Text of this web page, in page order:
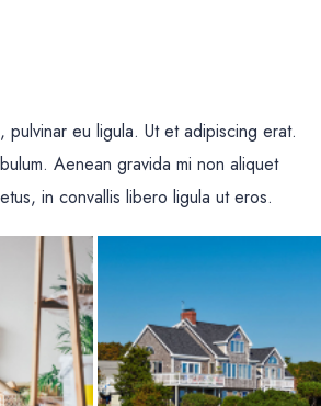
pulvinar eu ligula. Ut et adipiscing erat.
Aenean gravida mi non aliquet
in convallis libero ligula ut eros.